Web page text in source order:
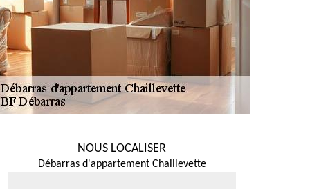
NOUS LOCALISER
Débarras d'appartement Chaillevette